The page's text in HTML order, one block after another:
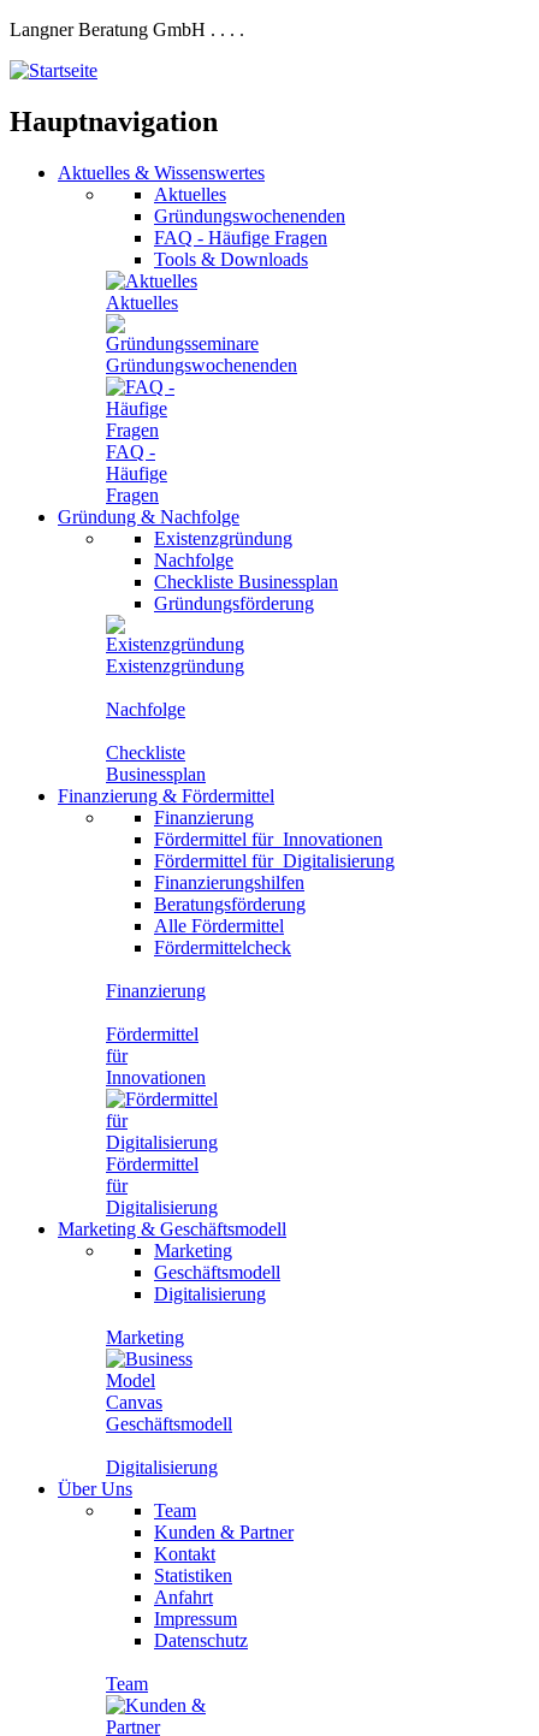
Langner Beratung GmbH . . . .
Hauptnavigation
Aktuelles & Wissenswertes
Aktuelles
Gründungswochenenden
FAQ - Häufige Fragen
Tools & Downloads
Aktuelles
Gründungswochenenden
FAQ -
Häufige
Fragen
Gründung & Nachfolge
Existenzgründung
Nachfolge
Checkliste Businessplan
Gründungsförderung
Existenzgründung
Nachfolge
Checkliste
Businessplan
Finanzierung & Fördermittel
Finanzierung
Fördermittel für Innovationen
Fördermittel für Digitalisierung
Finanzierungshilfen
Beratungsförderung
Alle Fördermittel
Fördermittelcheck
Finanzierung
Fördermittel
für
Innovationen
Fördermittel
für
Digitalisierung
Marketing & Geschäftsmodell
Marketing
Geschäftsmodell
Digitalisierung
Marketing
Geschäftsmodell
Digitalisierung
Über Uns
Team
Kunden & Partner
Kontakt
Statistiken
Anfahrt
Impressum
Datenschutz
Team